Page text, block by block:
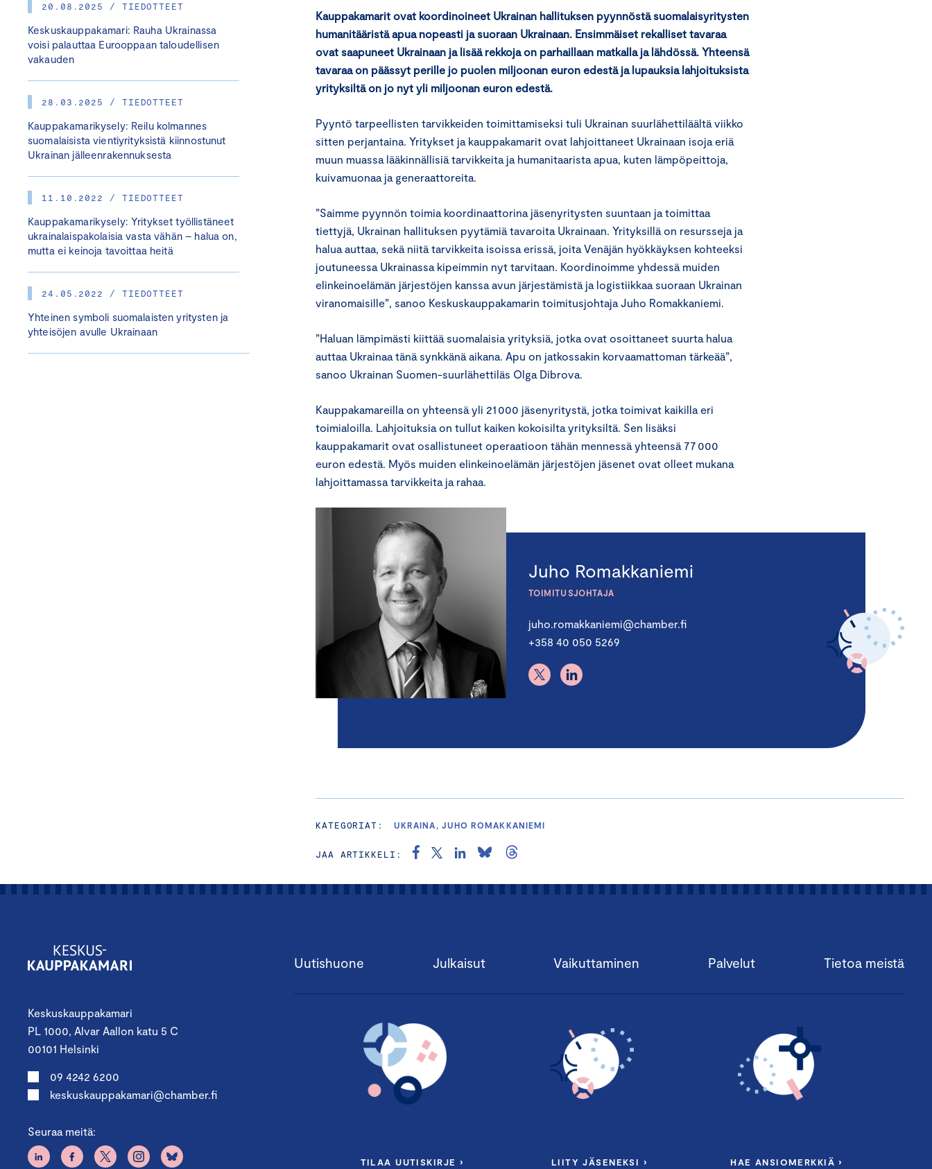
20.08.2025 / TIEDOTTEET
Keskuskauppakamari: Rauha Ukrainassa
voisi palauttaa Eurooppaan taloudellisen
vakauden
28.03.2025 / TIEDOTTEET
Kauppakamarikysely: Reilu kolmannes
suomalaisista vientiyrityksistä kiinnostunut
Ukrainan jälleenrakennuksesta
11.10.2022 / TIEDOTTEET
Kauppakamarikysely: Yritykset työllistäneet
ukrainalaispakolaisia vasta vähän – halua on,
mutta ei keinoja tavoittaa heitä
24.05.2022 / TIEDOTTEET
Yhteinen symboli suomalaisten yritysten ja
yhteisöjen avulle Ukrainaan
Kauppakamarit ovat koordinoineet Ukrainan hallituksen pyynnöstä suomalaisyritysten
humanitääristä apua nopeasti ja suoraan Ukrainaan. Ensimmäiset rekalliset tavaraa
ovat saapuneet Ukrainaan ja lisää rekkoja on parhaillaan matkalla ja lähdössä. Yhteensä
tavaraa on päässyt perille jo puolen miljoonan euron edestä ja lupauksia lahjoituksista
yrityksiltä on jo nyt yli miljoonan euron edestä.
Pyyntö tarpeellisten tarvikkeiden toimittamiseksi tuli Ukrainan suurlähettiläältä viikko
sitten perjantaina. Yritykset ja kauppakamarit ovat lahjoittaneet Ukrainaan isoja eriä
muun muassa lääkinnällisiä tarvikkeita ja humanitaarista apua, kuten lämpöpeittoja,
kuivamuonaa ja generaattoreita.
”Saimme pyynnön toimia koordinaattorina jäsenyritysten suuntaan ja toimittaa
tiettyjä, Ukrainan hallituksen pyytämiä tavaroita Ukrainaan. Yrityksillä on resursseja ja
halua auttaa, sekä niitä tarvikkeita isoissa erissä, joita Venäjän hyökkäyksen kohteeksi
joutuneessa Ukrainassa kipeimmin nyt tarvitaan. Koordinoimme yhdessä muiden
elinkeinoelämän järjestöjen kanssa avun järjestämistä ja logistiikkaa suoraan Ukrainan
viranomaisille”, sanoo Keskuskauppakamarin toimitusjohtaja Juho Romakkaniemi.
”Haluan lämpimästi kiittää suomalaisia yrityksiä, jotka ovat osoittaneet suurta halua
auttaa Ukrainaa tänä synkkänä aikana. Apu on jatkossakin korvaamattoman tärkeää”,
sanoo Ukrainan Suomen-suurlähettiläs Olga Dibrova.
Kauppakamareilla on yhteensä yli 21 000 jäsenyritystä, jotka toimivat kaikilla eri
toimialoilla. Lahjoituksia on tullut kaiken kokoisilta yrityksiltä. Sen lisäksi
kauppakamarit ovat osallistuneet operaatioon tähän mennessä yhteensä 77 000
euron edestä. Myös muiden elinkeinoelämän järjestöjen jäsenet ovat olleet mukana
lahjoittamassa tarvikkeita ja rahaa.
Juho Romakkaniemi
TOIMITUSJOHTAJA
juho.romakkaniemi@chamber.fi
+358 40 050 5269
KATEGORIAT: UKRAINA, JUHO ROMAKKANIEMI
JAA ARTIKKELI:
Keskuskauppakamari
PL 1000, Alvar Aallon katu 5 C
00101 Helsinki
09 4242 6200
keskuskauppakamari@chamber.fi
Seuraa meitä:
Uutishuone Julkaisut Vaikuttaminen Palvelut Tietoa meistä
TILAA UUTISKIRJE › LIITY JÄSENEKSI › HAE ANSIOMERKKIÄ ›